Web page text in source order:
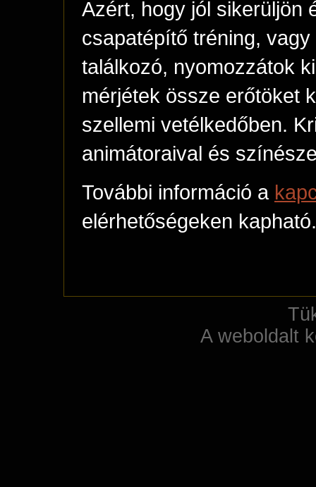
Azért, hogy jól sikerüljön
csapatépítő tréning,
találkozó, nyomozzátok
mérjétek össze erőtöket
szellemi vetélkedőben.
animátoraival és
További információ a
elérhetőségeken kapható.
A weboldalt